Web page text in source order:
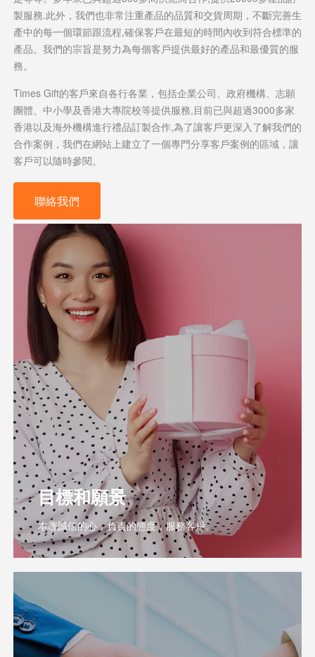
製服務.此外，我們也非常注重產品的品質和交貨周期，不斷完善生
產中的每一個環節跟流程,確保客戶在最短的時間內收到符合標準的
產品。我們的宗旨是努力為每個客戶提供最好的產品和最優質的服
務。
Times Gift的客戶來自各行各業，包括企業公司、政府機構、志願
團體、中小學及香港大專院校等提供服務,目前已與超過3000多家
香港以及海外機構進行禮品訂製合作,為了讓客戶更深入了解我們的
合作案例，我們在網站上建立了一個專門分享客戶案例的區域，讓
客戶可以隨時參閱。
聯絡我們
目標和願景
本著誠信的心，負責的態度，服務客戶。